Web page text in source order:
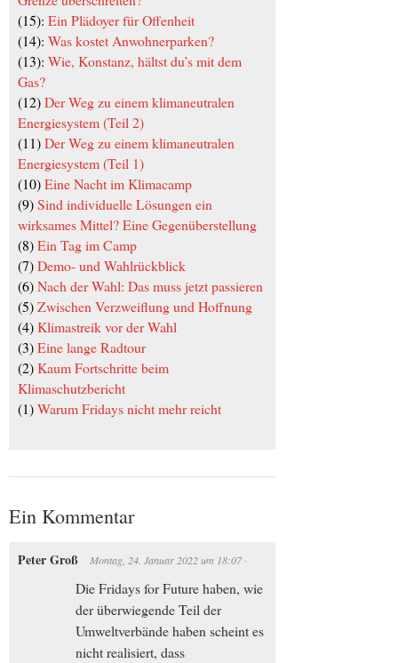
(15): Ein Plädoyer für Offenheit
(14): Was kostet Anwohnerparken?
(13): Wie, Konstanz, hältst du’s mit dem
Gas?
(12)Der Weg zu einem klimaneutralen
Energiesystem (Teil 2)
(11)Der Weg zu einem klimaneutralen
Energiesystem (Teil 1)
(10)Eine Nacht im Klimacamp
(9)Sind individuelle Lösungen ein
wirksames Mittel? Eine Gegenüberstellung
(8)Ein Tag im Camp
(7)Demo- und Wahlrückblick
(6)Nach der Wahl: Das muss jetzt passieren
(5)Zwischen Verzweiflung und Hoffnung
(4)Klimastreik vor der Wahl
(3)Eine lange Radtour
(2)Kaum Fortschritte beim
Klimaschutzbericht
(1)Warum Fridays nicht mehr reicht
Ein Kommentar
Peter Groß Montag, 24. Januar 2022um 18:07·
Die Fridays for Future haben, wie
der überwiegende Teil der
Umweltverbände haben scheint es
nicht realisiert, dass